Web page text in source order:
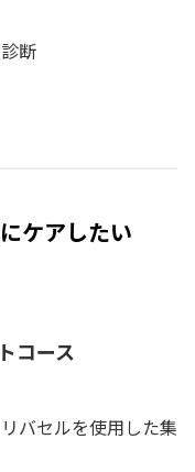
断
ケアしたい
コース
バセルを使用した集